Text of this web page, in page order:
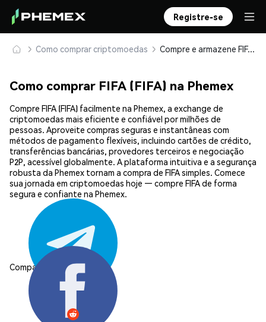
Registre-se
Como comprar criptomoedas Compre e armazene FIFA (FIFA) com segurança
Como comprar FIFA (FIFA) na Phemex
Compre FIFA (FIFA) facilmente na Phemex, a exchange de
criptomoedas mais eficiente e confiável por milhões de
pessoas. Aproveite compras seguras e instantâneas com
métodos de pagamento flexíveis, incluindo cartões de crédito,
transferências bancárias, provedores terceiros e negociação
P2P, acessível globalmente. A plataforma intuitiva e a segurança
robusta da Phemex tornam a compra de FIFA simples. Comece
sua jornada em criptomoedas hoje — compre FIFA de forma
segura e confiante na Phemex.
Compartilhar: